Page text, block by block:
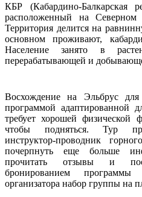
КБР (Кабардино-Балкарская
расположенный на Северном
Территория делится на
основном проживают,
Население занято в
перерабатывающей и
Восхождение на Эльбрус
программой адаптированной
требует хорошей
чтобы подняться. Тур
инструктор-проводник
почерпнуть еще больше
прочитать отзывы и
бронированием
организатора набор группы на